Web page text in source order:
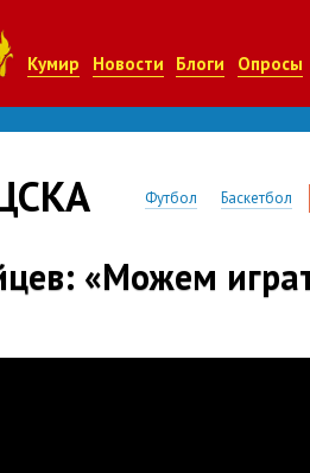
Кумир Новости Блоги Опросы
Футбол Баскетбол
«Можем